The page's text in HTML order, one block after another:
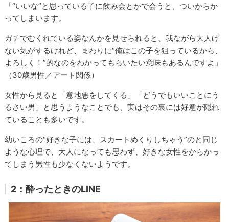
「“いいな”と思っている子に飲み会とかで会うと、ついからか
ってしまいます。
ガチでむくれている姿なんかを見せられると、我ながら大人げ
ない気がするけれど、まわりに“俺はこの子を狙っているから、
よろしく！”的なのをわかってもらいたい意味もあるんですよ」
（30歳男性／アート関係）
女性から見ると「意地悪をしてくる」「どうでもいいことにう
るさい男」と思うようなことでも、実はその裏には好意が隠れ
ていることも多いです。
幼いころの“好きな子には、スカートめくりしちゃう”のと同じ
ような心理で、大人になっても思わず、好きな女性をからかっ
てしまう男性も少なくないようです。
2：酔ったときのLINE